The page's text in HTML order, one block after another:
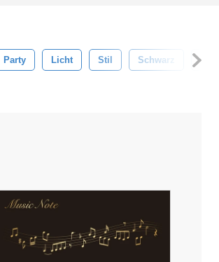
Party Licht Stil Schwarz Hell